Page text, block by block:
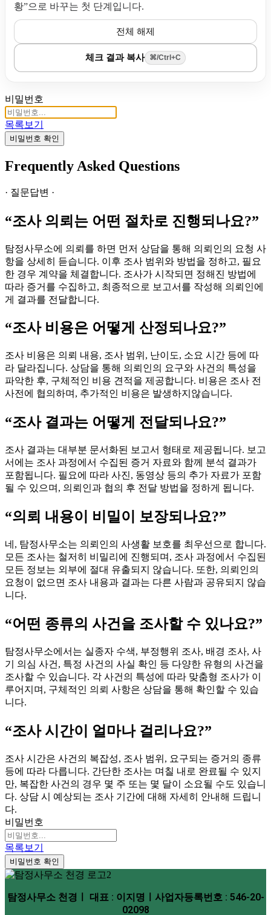
황”으로 바꾸는 첫 단계입니다.
전체 해제
체크 결과 복사 ⌘/Ctrl+C
비밀번호
목록보기
비밀번호 확인
Frequently Asked Questions
· 질문답변 ·
“조사 의뢰는 어떤 절차로 진행되나요?”
탐정사무소에 의뢰를 하면 먼저 상담을 통해 의뢰인의 요청 사
항을 상세히 듣습니다. 이후 조사 범위와 방법을 정하고, 필요
한 경우 계약을 체결합니다. 조사가 시작되면 정해진 방법에
따라 증거를 수집하고, 최종적으로 보고서를 작성해 의뢰인에
게 결과를 전달합니다.
“조사 비용은 어떻게 산정되나요?”
조사 비용은 의뢰 내용, 조사 범위, 난이도, 소요 시간 등에 따
라 달라집니다. 상담을 통해 의뢰인의 요구와 사건의 특성을
파악한 후, 구체적인 비용 견적을 제공합니다. 비용은 조사 전
사전에 협의하며, 추가적인 비용은 발생하지않습니다.
“조사 결과는 어떻게 전달되나요?”
조사 결과는 대부분 문서화된 보고서 형태로 제공됩니다. 보고
서에는 조사 과정에서 수집된 증거 자료와 함께 분석 결과가
포함됩니다. 필요에 따라 사진, 동영상 등의 추가 자료가 포함
될 수 있으며, 의뢰인과 협의 후 전달 방법을 정하게 됩니다.
“의뢰 내용이 비밀이 보장되나요?”
네, 탐정사무소는 의뢰인의 사생활 보호를 최우선으로 합니다.
모든 조사는 철저히 비밀리에 진행되며, 조사 과정에서 수집된
모든 정보는 외부에 절대 유출되지 않습니다. 또한, 의뢰인의
요청이 없으면 조사 내용과 결과는 다른 사람과 공유되지 않습
니다.
“어떤 종류의 사건을 조사할 수 있나요?”
탐정사무소에서는 실종자 수색, 부정행위 조사, 배경 조사, 사
기 의심 사건, 특정 사건의 사실 확인 등 다양한 유형의 사건을
조사할 수 있습니다. 각 사건의 특성에 따라 맞춤형 조사가 이
루어지며, 구체적인 의뢰 사항은 상담을 통해 확인할 수 있습
니다.
“조사 시간이 얼마나 걸리나요?”
조사 시간은 사건의 복잡성, 조사 범위, 요구되는 증거의 종류
등에 따라 다릅니다. 간단한 조사는 며칠 내로 완료될 수 있지
만, 복잡한 사건의 경우 몇 주 또는 몇 달이 소요될 수도 있습니
다. 상담 시 예상되는 조사 기간에 대해 자세히 안내해 드립니
다.
비밀번호
목록보기
비밀번호 확인
탐정사무소 천경ㅣ 대표 : 이지명ㅣ사업자등록번호 : 546-20-
02098